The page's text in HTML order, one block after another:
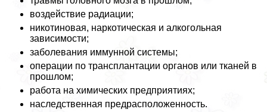
воздействие радиации;
никотиновая, наркотическая и алкогольная
зависимости;
заболевания иммунной системы;
операции по трaнcплантации органов или тканей в
прошлом;
работа на химических предприятиях;
наследственная предрасположенность.